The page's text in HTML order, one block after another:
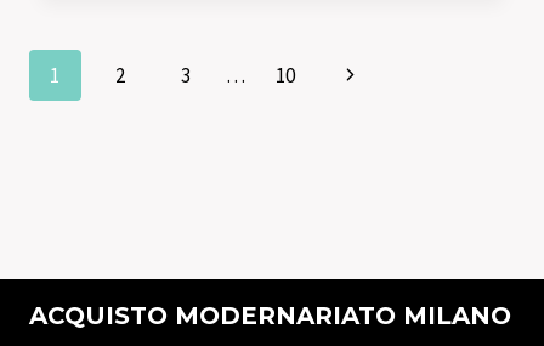
Navigazione
1 2 3 … 10
Pagina
ACQUISTO MODERNARIATO MILANO